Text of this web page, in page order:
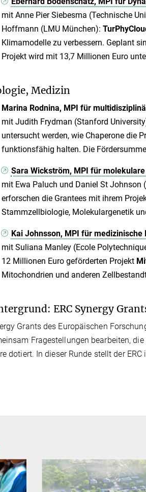
mit Anne Pier Siebesma (Technische
Hoffmann (LMU München):
Klimamodelle zu verbessern. Geplant
Projekt wird mit 13,7 Millionen Euro
Medizin
Marina Rodnina, MPI für
mit Judith Frydman (Stanford
untersucht werden, wie Chaperone die
funktionsfähig halten. Die
Sara Wickström, MPI für
mit Ewa Paluch und Daniel St Johnson
erforschen die Grantees mit ihrem
Stammzellbiologie, Molekulargenetik
Kai Johnsson, MPI für medizinische
mit Suliana Manley (Ecole
12 Millionen Euro geförderten Projekt
Mitochondrien und anderen
ERC Synergy
Grants des Europäischen
Fragestellungen bearbeiten,
dotiert. In dieser Runde stellt der